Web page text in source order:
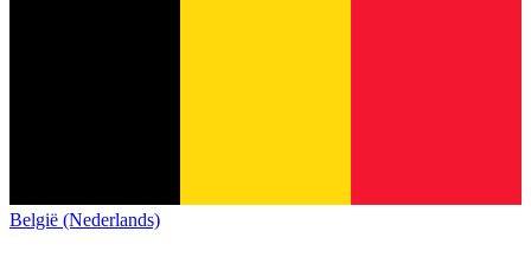
België (Nederlands)